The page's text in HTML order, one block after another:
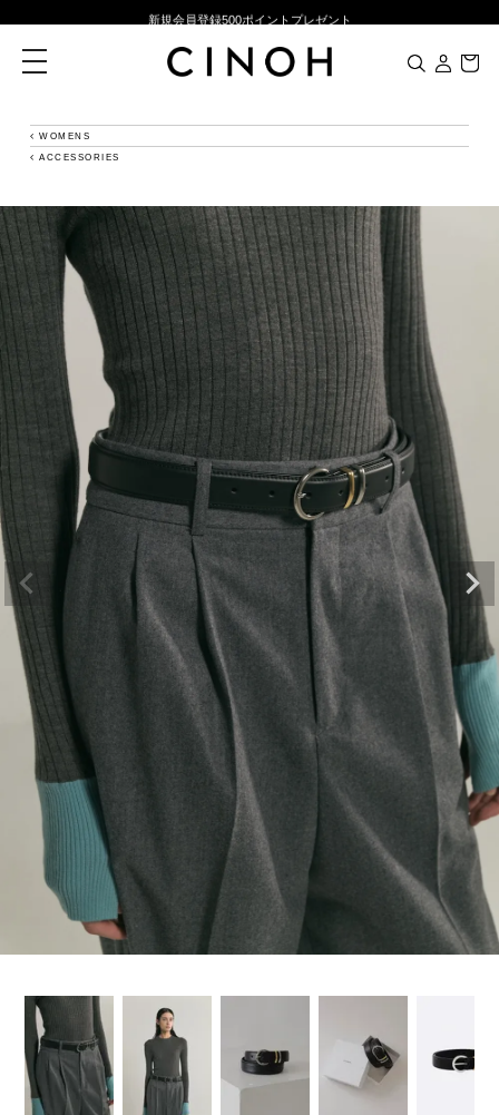
新規会員登録500ポイントプレゼント
ニュースレター登録で¥1,000クーポン進呈
NEW ARRIVALS
toggle
navigation
WOMENS
ACCESSORIES